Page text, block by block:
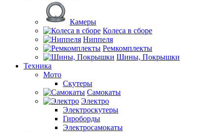
Камеры
Колеса в сборе
Ниппеля
Ремкомплекты
Шины, Покрышки
Техника
Мото
Скутеры
Самокаты
Электро
Электроскутеры
Гироборды
Электросамокаты